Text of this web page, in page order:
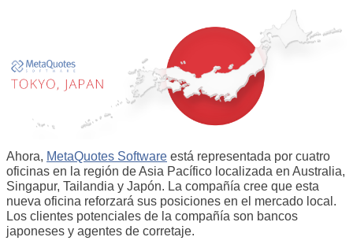
Ahora, MetaQuotes Software está representada por cuatro
oficinas en la región de Asia Pacífico localizada en Australia,
Singapur, Tailandia y Japón. La compañía cree que esta
nueva oficina reforzará sus posiciones en el mercado local.
Los clientes potenciales de la compañía son bancos
japoneses y agentes de corretaje.